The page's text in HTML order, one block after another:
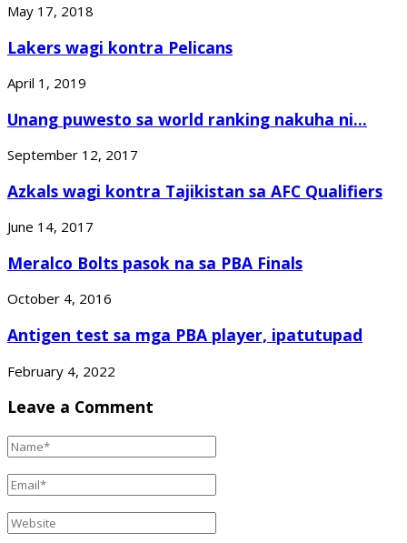
May 17, 2018
Lakers wagi kontra Pelicans
April 1, 2019
Unang puwesto sa world ranking nakuha ni...
September 12, 2017
Azkals wagi kontra Tajikistan sa AFC Qualifiers
June 14, 2017
Meralco Bolts pasok na sa PBA Finals
October 4, 2016
Antigen test sa mga PBA player, ipatutupad
February 4, 2022
Leave a Comment